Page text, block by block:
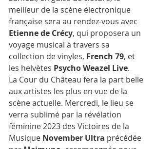
meilleur de la scène électronique
française sera au rendez-vous avec
Etienne de Crécy, qui proposera un
voyage musical à travers sa
collection de vinyles, French 79, et
les helvètes Psycho Weazel Live.
La Cour du Château fera la part belle
aux artistes les plus en vue de la
scène actuelle. Mercredi, le lieu se
verra sublimé par la révélation
féminine 2023 des Victoires de la
Musique November Ultra précédée